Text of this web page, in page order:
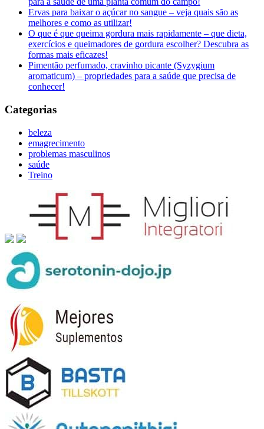
Ervas para baixar o açúcar no sangue – veja quais são as
melhores e como as utilizar!
O que é que queima gordura mais rapidamente – que dieta,
exercícios e queimadores de gordura escolher? Descubra as
formas mais eficazes!
Pimentão perfumado, cravinho picante (Syzygium
aromaticum) – propriedades para a saúde que precisa de
conhecer!
Categorias
beleza
emagrecimento
problemas masculinos
saúde
Treino